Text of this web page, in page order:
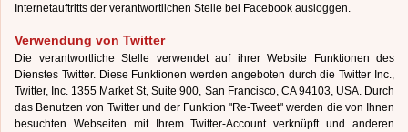
Internetauftritts der verantwortlichen Stelle bei Facebook ausloggen.
Verwendung von Twitter
Die verantwortliche Stelle verwendet auf ihrer Website Funktionen des
Dienstes Twitter. Diese Funktionen werden angeboten durch die Twitter Inc.,
Twitter, Inc. 1355 Market St, Suite 900, San Francisco, CA 94103, USA. Durch
das Benutzen von Twitter und der Funktion "Re-Tweet" werden die von Ihnen
besuchten Webseiten mit Ihrem Twitter-Account verknüpft und anderen